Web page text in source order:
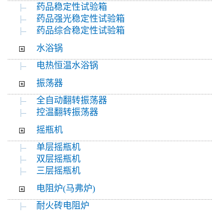
药品稳定性试验箱
药品强光稳定性试验箱
药品综合稳定性试验箱
水浴锅
电热恒温水浴锅
振荡器
全自动翻转振荡器
控温翻转振荡器
摇瓶机
单层摇瓶机
双层摇瓶机
三层摇瓶机
电阻炉(马弗炉)
耐火砖电阻炉